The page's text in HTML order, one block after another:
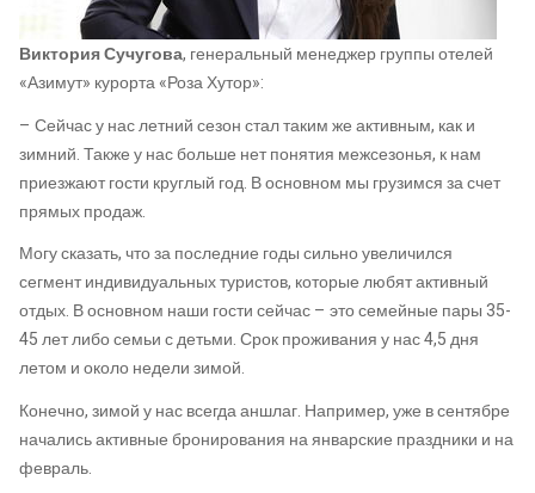
Виктория Сучугова, генеральный менеджер группы отелей
«Азимут» курорта «Роза Хутор»:
– Сейчас у нас летний сезон стал таким же активным, как и
зимний. Также у нас больше нет понятия межсезонья, к нам
приезжают гости круглый год. В основном мы грузимся за счет
прямых продаж.
Могу сказать, что за последние годы сильно увеличился
сегмент индивидуальных туристов, которые любят активный
отдых. В основном наши гости сейчас – это семейные пары 35-
45 лет либо семьи с детьми. Срок проживания у нас 4,5 дня
летом и около недели зимой.
Конечно, зимой у нас всегда аншлаг. Например, уже в сентябре
начались активные бронирования на январские праздники и на
февраль.